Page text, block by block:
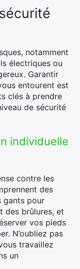
notamment
électriques ou
Garantir
entourent est
clés à prendre
de sécurité
individuelle
contre les
des
gants pour
des brûlures, et
vos pieds
N’oubliez pas
travaillez
un